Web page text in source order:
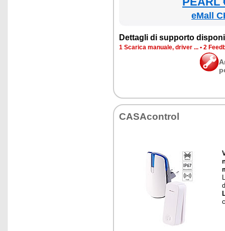
eMall
Det­ta­gli di sup­por­to
1 Sca­ri­ca ma­nua­le, dri­ver ... • 2
CA­SA­con­trol